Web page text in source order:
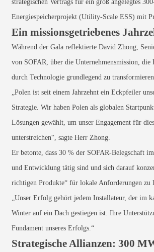
strategischen Vertrags für ein groß angelegtes
Energiespeicherprojekt (Utility-Scale ESS) mit
Ein missionsgetriebenes
Während der Gala reflektierte David Zhong,
von SOFAR, über die Unternehmensmission, die
durch Technologie grundlegend zu
„Polen ist seit einem Jahrzehnt ein Eckpfeiler
Strategie. Wir haben Polen als globalen
Lösungen gewählt, um unser Engagement für
unterstreichen“, sagte Herr Zhong.
Er betonte, dass 30 % der SOFAR-Belegschaft
und Entwicklung tätig sind und sich darauf
richtigen Produkte“ für lokale Anforderungen zu
„Unser Erfolg gehört jedem Installateur, der im
Winter auf ein Dach gestiegen ist. Ihre
Fundament unseres Erfolgs.“
Strategische Allianzen: 300